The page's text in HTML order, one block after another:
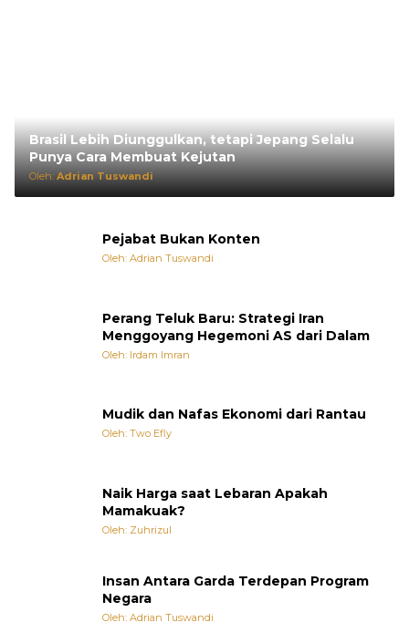
Brasil Lebih Diunggulkan, tetapi Jepang Selalu
Punya Cara Membuat Kejutan
Oleh: Adrian Tuswandi
Pejabat Bukan Konten
Oleh: Adrian Tuswandi
Perang Teluk Baru: Strategi Iran
Menggoyang Hegemoni AS dari Dalam
Oleh: Irdam Imran
Mudik dan Nafas Ekonomi dari Rantau
Oleh: Two Efly
Naik Harga saat Lebaran Apakah
Mamakuak?
Oleh: Zuhrizul
Insan Antara Garda Terdepan Program
Negara
Oleh: Adrian Tuswandi